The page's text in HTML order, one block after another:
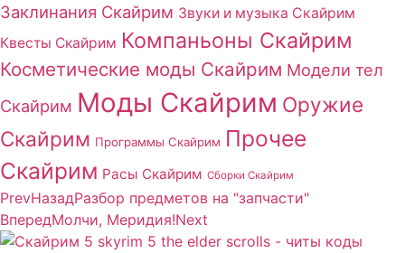
Заклинания Скайрим Звуки и музыка Скайрим
Квесты Скайрим Компаньоны Скайрим
Косметические моды Скайрим Модели тел
Скайрим Моды Скайрим Оружие
Скайрим Программы Скайрим Прочее
Скайрим Расы Скайрим Сборки Скайрим
PrevНазадРазбор предметов на "запчасти"
ВпередМолчи, Меридия!Next